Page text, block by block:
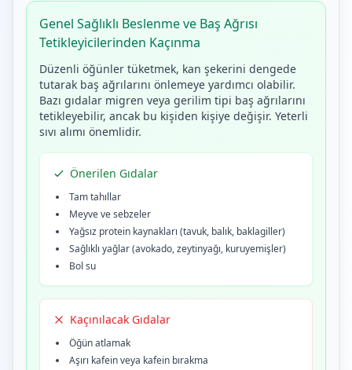
Genel Sağlıklı Beslenme ve Baş Ağrısı
Tetikleyicilerinden Kaçınma
Düzenli öğünler tüketmek, kan şekerini dengede
tutarak baş ağrılarını önlemeye yardımcı olabilir.
Bazı gıdalar migren veya gerilim tipi baş ağrılarını
tetikleyebilir, ancak bu kişiden kişiye değişir. Yeterli
sıvı alımı önemlidir.
Önerilen Gıdalar
Tam tahıllar
Meyve ve sebzeler
Yağsız protein kaynakları (tavuk, balık, baklagiller)
Sağlıklı yağlar (avokado, zeytinyağı, kuruyemişler)
Bol su
Kaçınılacak Gıdalar
Öğün atlamak
Aşırı kafein veya kafein bırakma